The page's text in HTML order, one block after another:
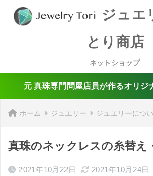
ジュ
とり商店
ネットショップ
元 真珠専門問屋店員が作るオリジ
ホーム ジュエリー ジュエリーにつ
真珠のネックレスの糸替え
2021年10月22日 2021年10月24日